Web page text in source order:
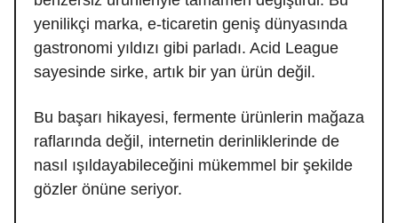
yenilikçi marka, e-ticaretin geniş dünyasında
gastronomi yıldızı gibi parladı. Acid League
sayesinde sirke, artık bir yan ürün değil.
Bu başarı hikayesi, fermente ürünlerin mağaza
raflarında değil, internetin derinliklerinde de
nasıl ışıldayabileceğini mükemmel bir şekilde
gözler önüne seriyor.